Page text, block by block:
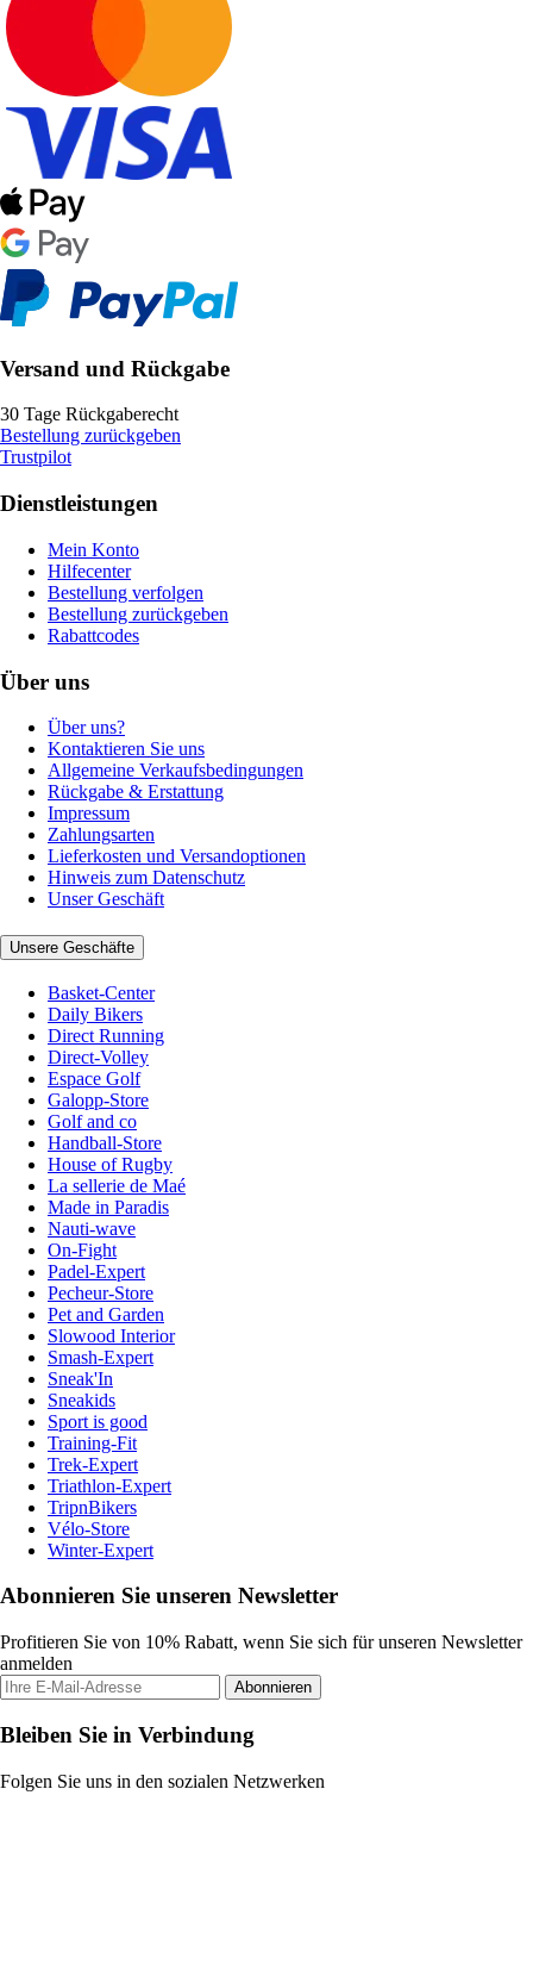
Versand und Rückgabe
30 Tage Rückgaberecht
Bestellung zurückgeben
Trustpilot
Dienstleistungen
Mein Konto
Hilfecenter
Bestellung verfolgen
Bestellung zurückgeben
Rabattcodes
Über uns
Über uns?
Kontaktieren Sie uns
Allgemeine Verkaufsbedingungen
Rückgabe & Erstattung
Impressum
Zahlungsarten
Lieferkosten und Versandoptionen
Hinweis zum Datenschutz
Unser Geschäft
Unsere Geschäfte
Basket-Center
Daily Bikers
Direct Running
Direct-Volley
Espace Golf
Galopp-Store
Golf and co
Handball-Store
House of Rugby
La sellerie de Maé
Made in Paradis
Nauti-wave
On-Fight
Padel-Expert
Pecheur-Store
Pet and Garden
Slowood Interior
Smash-Expert
Sneak'In
Sneakids
Sport is good
Training-Fit
Trek-Expert
Triathlon-Expert
TripnBikers
Vélo-Store
Winter-Expert
Abonnieren Sie unseren Newsletter
Profitieren Sie von 10% Rabatt, wenn Sie sich für unseren Newsletter
anmelden
Abonnieren
Bleiben Sie in Verbindung
Folgen Sie uns in den sozialen Netzwerken